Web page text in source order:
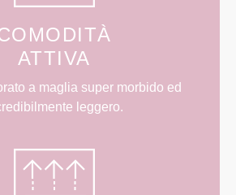
ATTIVA
a maglia super morbido ed
leggero.